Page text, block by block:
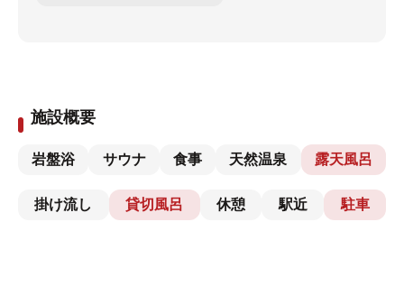
施設概要
岩盤浴 サウナ 食事 天然温泉 露天風呂
掛け流し 貸切風呂 休憩 駅近 駐車